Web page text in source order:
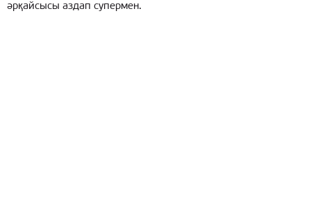
әрқайсысы аздап супермен.